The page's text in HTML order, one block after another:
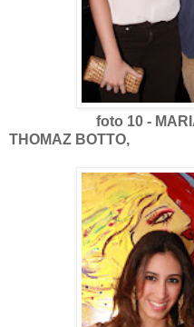
foto 10 - MARIA
THOMAZ BOTTO,